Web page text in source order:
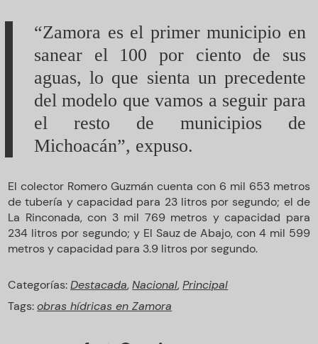
“Zamora es el primer municipio en
sanear el 100 por ciento de sus
aguas, lo que sienta un precedente
del modelo que vamos a seguir para
el resto de municipios de
Michoacán”, expuso.
El colector Romero Guzmán cuenta con 6 mil 653 metros
de tubería y capacidad para 23 litros por segundo; el de
La Rinconada, con 3 mil 769 metros y capacidad para
234 litros por segundo; y El Sauz de Abajo, con 4 mil 599
metros y capacidad para 3.9 litros por segundo.
Categorías:Destacada,Nacional,Principal
Tags:obras hídricas en Zamora